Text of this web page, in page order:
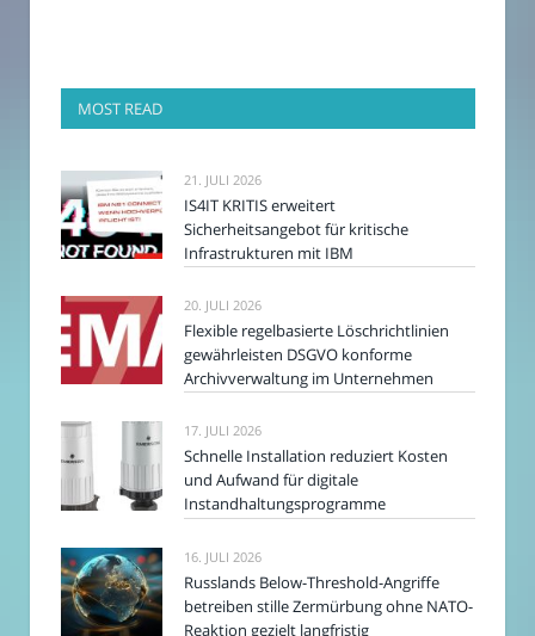
MOST READ
21. JULI 2026
IS4IT KRITIS erweitert
Sicherheitsangebot für kritische
Infrastrukturen mit IBM
20. JULI 2026
Flexible regelbasierte Löschrichtlinien
gewährleisten DSGVO konforme
Archivverwaltung im Unternehmen
17. JULI 2026
Schnelle Installation reduziert Kosten
und Aufwand für digitale
Instandhaltungsprogramme
16. JULI 2026
Russlands Below-Threshold-Angriffe
betreiben stille Zermürbung ohne NATO-
Reaktion gezielt langfristig